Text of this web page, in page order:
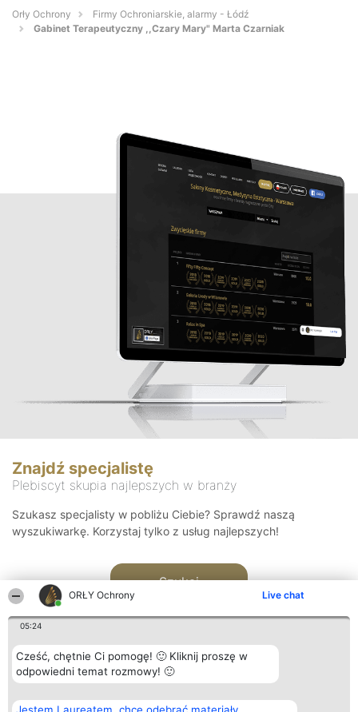
ORŁY Ochrony Live chat
05:24
Cześć, chętnie Ci pomogę! 🙂 Kliknij proszę w
odpowiedni temat rozmowy! 🙂
Orły Ochrony
Firmy Ochroniarskie, alarmy - Łódź
Gabinet Terapeutyczny ,,Czary Mary" Marta Czarniak
Znajdź specjalistę
Plebiscyt skupia najlepszych w branży
Szukasz specjalisty w pobliżu Ciebie? Sprawdź naszą
wyszukiwarkę. Korzystaj tylko z usług najlepszych!
Szukaj
Organizator plebiscytu Plebiscyt Kontakt